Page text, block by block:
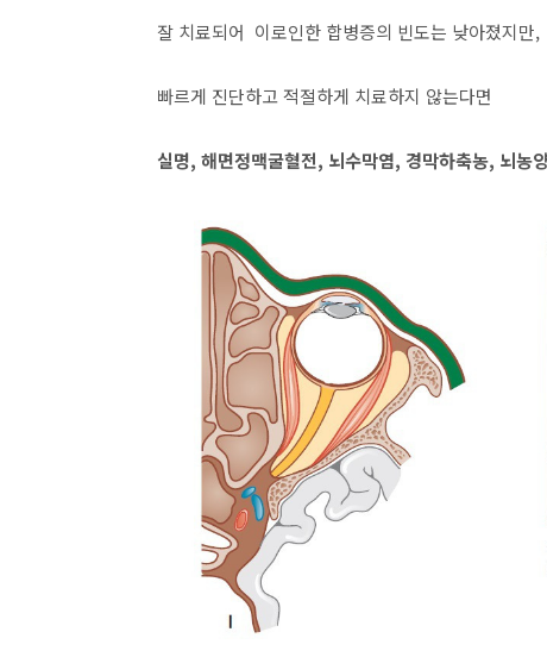
잘 치료되어 이로인한 합병증의 빈도는 낮아졌지만,
빠르게 진단하고 적절하게 치료하지 않는다면
실명, 해면정맥굴혈전, 뇌수막염, 경막하축농, 뇌농